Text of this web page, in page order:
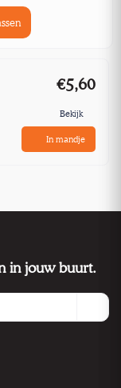
€5,60
Bekijk
In mandje
in jouw buurt.